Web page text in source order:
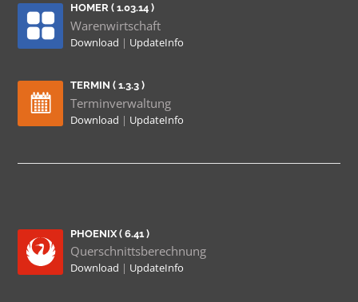
HOMER ( 1.03.14 )
Warenwirtschaft
Download | UpdateInfo
TERMIN ( 1.3.3 )
Terminverwaltung
Download | UpdateInfo
PHOENIX ( 6.41 )
Querschnittsberechnung
Download | UpdateInfo